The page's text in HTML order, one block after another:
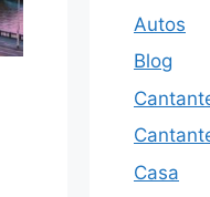
Autos
Blog
Casa